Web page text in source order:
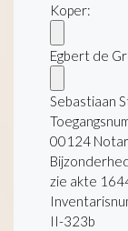
Koper:
Egbert de
Sebastiaan
00124
zie akte
II-323b